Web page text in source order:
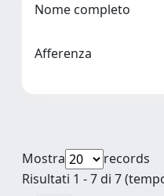
Nome completo
Afferenza
Mostra
records
Risultati 1 - 7 di 7